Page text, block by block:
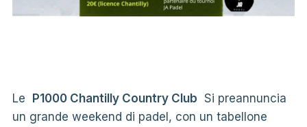
Le P1000 Chantilly Country Club Si preannuncia
un grande weekend di padel, con un tabellone